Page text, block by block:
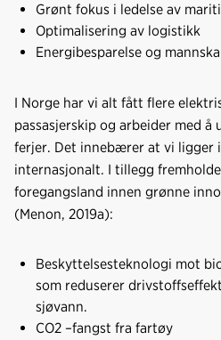
Grønt fokus i ledelse av
Optimalisering av logistikk
Energibesparelse og
I Norge har vi alt fått flere
passasjerskip og arbeider med
ferjer. Det innebærer at vi ligger
internasjonalt. I tillegg
foregangsland innen grønne
(Menon, 2019a):
Beskyttelsesteknologi mot
som reduserer
sjøvann.
CO2 –fangst fra fartøy